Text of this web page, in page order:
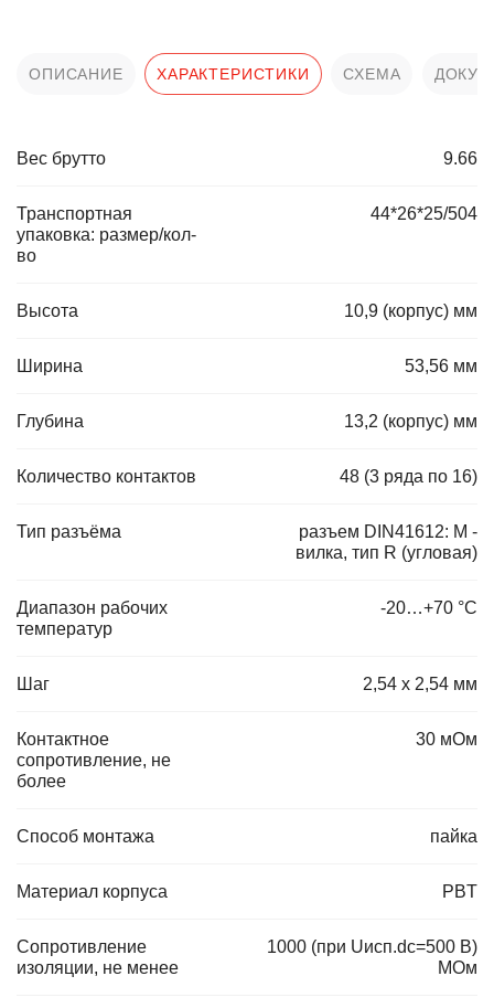
ОПИСАНИЕ ХАРАКТЕРИСТИКИ СХЕМА
Вес брутто 9.66
Транспортная
упаковка: размер/кол-
во
44*26*25/504
Высота 10,9 (корпус) мм
Ширина 53,56 мм
Глубина 13,2 (корпус) мм
Количество контактов 48 (3 ряда по 16)
Тип разъёма
разъем DIN41612: M -
вилка, тип R (угловая)
Диапазон рабочих
температур
-20…+70 °С
Шаг 2,54 х 2,54 мм
Контактное
сопротивление, не
более
30 мОм
Способ монтажа пайка
Материал корпуса PBT
Сопротивление
изоляции, не менее
1000 (при Uисп.dc=500 В)
МОм